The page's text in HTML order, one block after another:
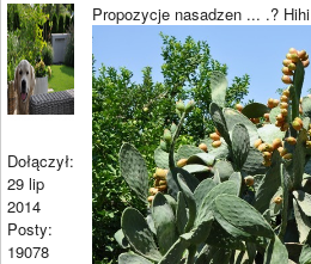
Dołączył:
29 lip
2014
Posty:
19078
Propozycje nasadzen ... .? Hihi